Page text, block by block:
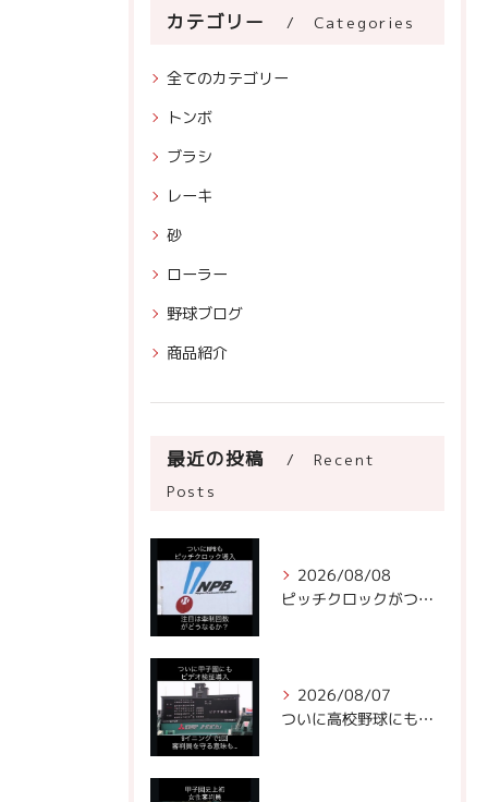
カテゴリー Categories
全てのカテゴリー
トンボ
ブラシ
レーキ
砂
ローラー
野球ブログ
商品紹介
最近の投稿
Recent
Posts
2026/08/08
ピッチクロックがついにNPBに!
2026/08/07
ついに高校野球にもビデオ判定が！